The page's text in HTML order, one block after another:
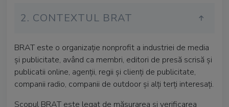
2. CONTEXTUL BRAT
BRAT este o organizație nonprofit a industriei de media
și publicitate, având ca membri, editori de presă scrisă și
publicatii online, agenții, regii și clienți de publicitate,
companii radio, companii de outdoor și alți terți interesați.
Scopul BRAT este legat de măsurarea și verificarea